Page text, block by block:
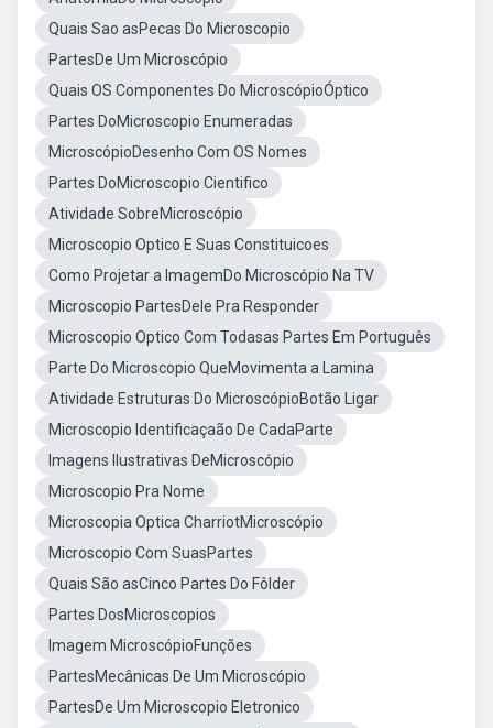
Quais Sao asPecas Do Microscopio
PartesDe Um Microscópio
Quais OS Componentes Do MicroscópioÓptico
Partes DoMicroscopio Enumeradas
MicroscópioDesenho Com OS Nomes
Partes DoMicroscopio Cientifico
Atividade SobreMicroscópio
Microscopio Optico E Suas Constituicoes
Como Projetar a ImagemDo Microscópio Na TV
Microscopio PartesDele Pra Responder
Microscopio Optico Com Todasas Partes Em Português
Parte Do Microscopio QueMovimenta a Lamina
Atividade Estruturas Do MicroscópioBotão Ligar
Microscopio Identificaçaão De CadaParte
Imagens Ilustrativas DeMicroscópio
Microscopio Pra Nome
Microscopia Optica CharriotMicroscópio
Microscopio Com SuasPartes
Quais São asCinco Partes Do Fôlder
Partes DosMicroscopios
Imagem MicroscópioFunções
PartesMecânicas De Um Microscópio
PartesDe Um Microscopio Eletronico